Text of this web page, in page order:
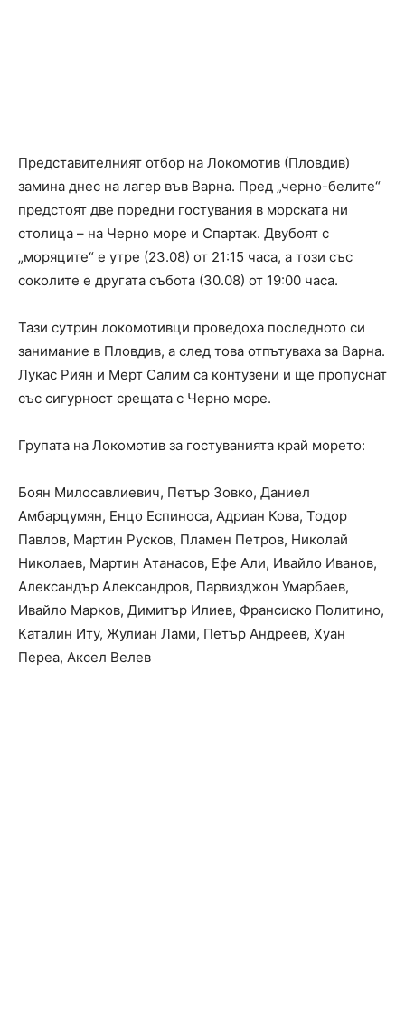
Представителният отбор на Локомотив (Пловдив)
замина днес на лагер във Варна. Пред „черно-белите“
предстоят две поредни гостувания в морската ни
столица – на Черно море и Спартак. Двубоят с
„моряците“ е утре (23.08) от 21:15 часа, а този със
соколите е другата събота (30.08) от 19:00 часа.
Тази сутрин локомотивци проведоха последното си
занимание в Пловдив, а след това отпътуваха за Варна.
Лукас Риян и Мерт Салим са контузени и ще пропуснат
със сигурност срещата с Черно море.
Групата на Локомотив за гостуванията край морето:
Боян Милосавлиевич, Петър Зовко, Даниел
Амбарцумян, Енцо Еспиноса, Адриан Кова, Тодор
Павлов, Мартин Русков, Пламен Петров, Николай
Николаев, Мартин Атанасов, Ефе Али, Ивайло Иванов,
Александър Александров, Парвизджон Умарбаев,
Ивайло Марков, Димитър Илиев, Франсиско Политино,
Каталин Иту, Жулиан Лами, Петър Андреев, Хуан
Переа, Аксел Велев